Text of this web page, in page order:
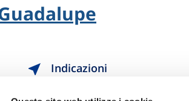
Indicazioni